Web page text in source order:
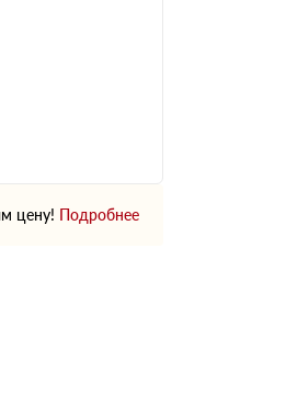
цену! Подробнее